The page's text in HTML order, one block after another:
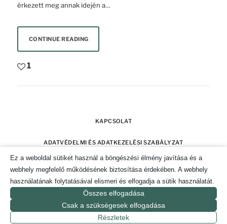
érkezett meg annak idején a…
CONTINUE READING
1
KAPCSOLAT
ADATVÉDELMI ÉS ADATKEZELÉSI SZABÁLYZAT
IMPRESSZUM
SÜTI TÁJÉKOZTATÓ ÉS HOZZÁJÁRULÁS KEZELÉSE
© 2019-2026. CSAK POZITÍVAN MAGAZIN.
Ez a weboldal sütiket használ a böngészési élmény javítása és a
webhely megfelelő működésének biztosítása érdekében. A webhely
használatának folytatásával elismeri és elfogadja a sütik használatát.
Összes elfogadása
Csak a szükségesek elfogadása
Részletek